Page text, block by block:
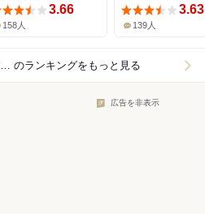
3.66
158人
3.63
139人
北浜・淀屋橋・肥後橋×洋食 のランキングをもっと見る
広告を非表示